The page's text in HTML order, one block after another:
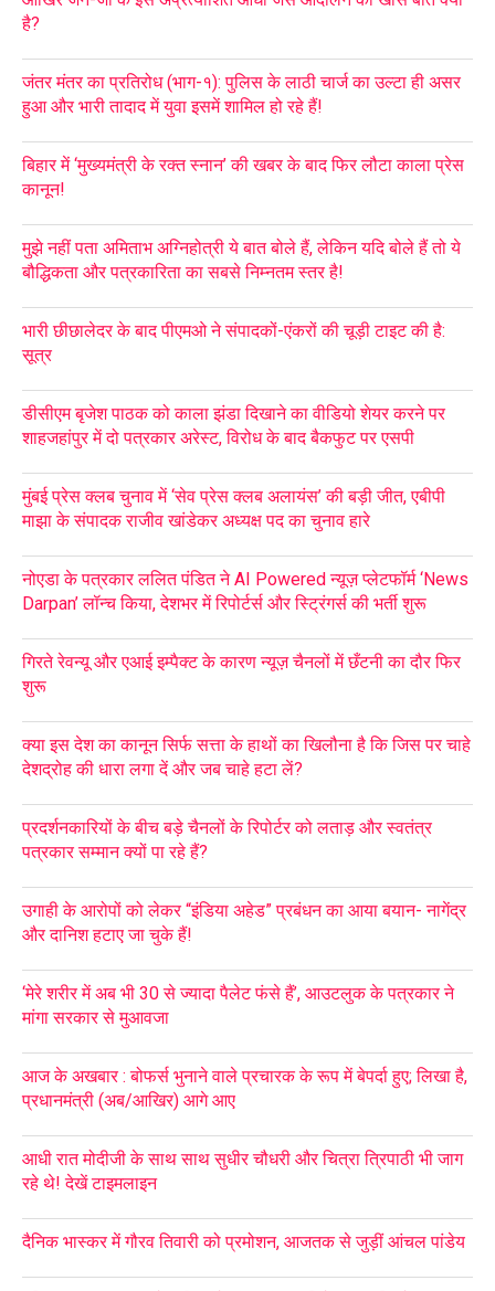
है?
जंतर मंतर का प्रतिरोध (भाग-१): पुलिस के लाठी चार्ज का उल्टा ही असर
हुआ और भारी तादाद में युवा इसमें शामिल हो रहे हैं!
बिहार में ‘मुख्यमंत्री के रक्त स्नान’ की खबर के बाद फिर लौटा काला प्रेस
कानून!
मुझे नहीं पता अमिताभ अग्निहोत्री ये बात बोले हैं, लेकिन यदि बोले हैं तो ये
बौद्धिकता और पत्रकारिता का सबसे निम्नतम स्तर है!
भारी छीछालेदर के बाद पीएमओ ने संपादकों-एंकरों की चूड़ी टाइट की है:
सूत्र
डीसीएम बृजेश पाठक को काला झंडा दिखाने का वीडियो शेयर करने पर
शाहजहांपुर में दो पत्रकार अरेस्ट, विरोध के बाद बैकफुट पर एसपी
मुंबई प्रेस क्लब चुनाव में ‘सेव प्रेस क्लब अलायंस’ की बड़ी जीत, एबीपी
माझा के संपादक राजीव खांडेकर अध्यक्ष पद का चुनाव हारे
नोएडा के पत्रकार ललित पंडित ने AI Powered न्यूज़ प्लेटफॉर्म ‘News
Darpan’ लॉन्च किया, देशभर में रिपोर्टर्स और स्ट्रिंगर्स की भर्ती शुरू
गिरते रेवन्यू और एआई इम्पैक्ट के कारण न्यूज़ चैनलों में छँटनी का दौर फिर
शुरू
क्या इस देश का कानून सिर्फ सत्ता के हाथों का खिलौना है कि जिस पर चाहे
देशद्रोह की धारा लगा दें और जब चाहे हटा लें?
प्रदर्शनकारियों के बीच बड़े चैनलों के रिपोर्टर को लताड़ और स्वतंत्र
पत्रकार सम्मान क्यों पा रहे हैं?
उगाही के आरोपों को लेकर “इंडिया अहेड” प्रबंधन का आया बयान- नागेंद्र
और दानिश हटाए जा चुके हैं!
‘मेरे शरीर में अब भी 30 से ज्यादा पैलेट फंसे हैं’, आउटलुक के पत्रकार ने
मांगा सरकार से मुआवजा
आज के अखबार : बोफर्स भुनाने वाले प्रचारक के रूप में बेपर्दा हुए; लिखा है,
प्रधानमंत्री (अब/आखिर) आगे आए
आधी रात मोदीजी के साथ साथ सुधीर चौधरी और चित्रा त्रिपाठी भी जाग
रहे थे! देखें टाइमलाइन
दैनिक भास्कर में गौरव तिवारी को प्रमोशन, आजतक से जुड़ीं आंचल पांडेय